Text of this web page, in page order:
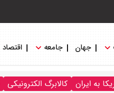
جهان جامعه اقتصاد
به ایران کالابرگ الکترونیکی
۱۴۰۵ اعلام شد + جدول
۱۴۰۵ اعلام شد/ کاهش قیمت سکه